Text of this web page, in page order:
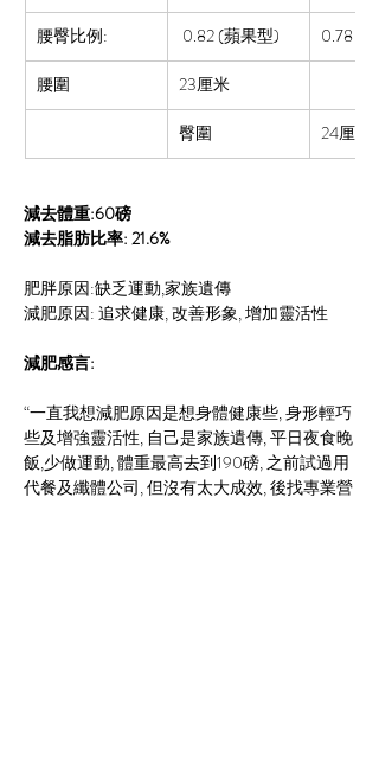
腰臀比例: 0.82 (蘋果型) 0.78 (啤
腰圍 23厘米
臀圍 24厘米
減去體重:60磅
減去脂肪比率: 21.6%
肥胖原因:缺乏運動,家族遺傳
減肥原因: 追求健康, 改善形象, 增加靈活性
減肥感言:
“一直我想減肥原因是想身體健康些, 身形輕巧
些及增強靈活性, 自己是家族遺傳, 平日夜食晚
飯,少做運動, 體重最高去到190磅, 之前試過用
代餐及纖體公司, 但沒有太大成效, 後找專業營